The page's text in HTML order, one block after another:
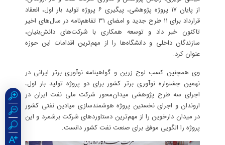
از پایان ۱۷ پروژه پژوهشی، پیگیری ۶ پروژه تولید بار اول، انعقاد
قرارداد برای ۱۱ طرح جدید و امضای ۳۱ تفاهم‌نامه در سال‌های اخیر
تاکنون خبر داد و توسعه همکاری با شرکت‌های دانش‌بنیان،
سازندگان داخلی و دانشگاه‌ها را از مهم‌ترین اقدامات این حوزه
عنوان کرد.
وی همچنین کسب لوح زرین و گواهینامه نوآوری برتر ایرانی در
نهمین جشنواره نوآوری برتر کشور برای دو پروژه تولید بار اول،
اجرای سه طرح پژوهشی میدان‌محور شرکت ملی نفت ایران در
اروندان و اجرای نخستین پروژه هوشمندسازی میادین نفتی کشور
در میدان دارخوین را از مهم‌ترین دستاوردهای شرکت برشمرد و این
پروژه را الگویی موفق برای صنعت نفت کشور دانست.